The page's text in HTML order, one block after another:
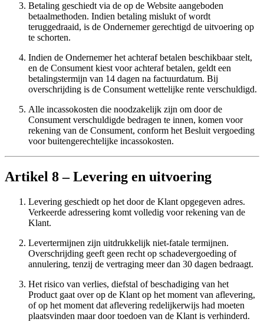
Betaling geschiedt via de op de Website aangeboden
betaalmethoden. Indien betaling mislukt of wordt
teruggedraaid, is de Ondernemer gerechtigd de uitvoering op
te schorten.
Indien de Ondernemer het achteraf betalen beschikbaar stelt,
en de Consument kiest voor achteraf betalen, geldt een
betalingstermijn van 14 dagen na factuurdatum. Bij
overschrijding is de Consument wettelijke rente verschuldigd.
Alle incassokosten die noodzakelijk zijn om door de
Consument verschuldigde bedragen te innen, komen voor
rekening van de Consument, conform het Besluit vergoeding
voor buitengerechtelijke incassokosten.
Artikel 8 – Levering en uitvoering
Levering geschiedt op het door de Klant opgegeven adres.
Verkeerde adressering komt volledig voor rekening van de
Klant.
Levertermijnen zijn uitdrukkelijk niet-fatale termijnen.
Overschrijding geeft geen recht op schadevergoeding of
annulering, tenzij de vertraging meer dan 30 dagen bedraagt.
Het risico van verlies, diefstal of beschadiging van het
Product gaat over op de Klant op het moment van aflevering,
of op het moment dat aflevering redelijkerwijs had moeten
plaatsvinden maar door toedoen van de Klant is verhinderd.